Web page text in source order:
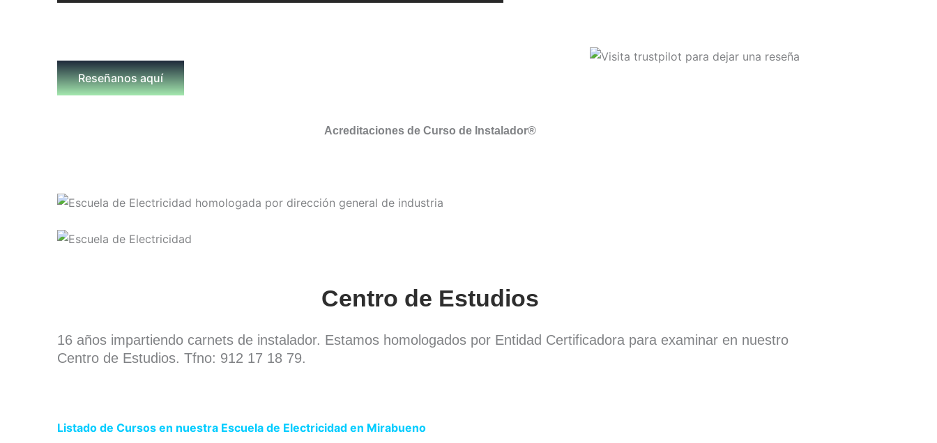
Reseñanos aquí
Acreditaciones de Curso de Instalador®
Centro de Estudios
16 años impartiendo carnets de instalador. Estamos homologados por Entidad Certificadora para examinar en nuestro
Centro de Estudios. Tfno: 912 17 18 79.
Listado de Cursos en nuestra Escuela de Electricidad en Mirabueno